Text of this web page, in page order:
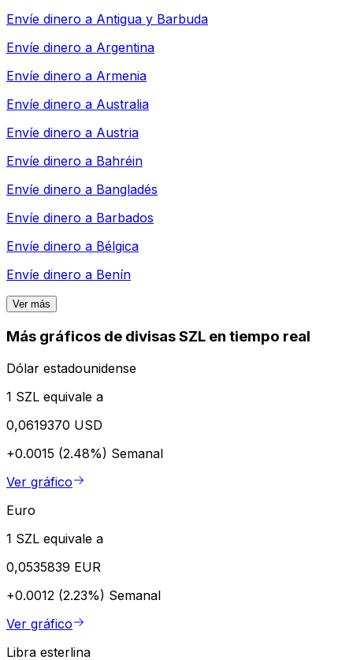
Envíe dinero a Antigua y Barbuda
Envíe dinero a Argentina
Envíe dinero a Armenia
Envíe dinero a Australia
Envíe dinero a Austria
Envíe dinero a Bahréin
Envíe dinero a Bangladés
Envíe dinero a Barbados
Envíe dinero a Bélgica
Envíe dinero a Benín
Ver más
Más gráficos de divisas SZL en tiempo real
Dólar estadounidense
1 SZL equivale a
0,0619370 USD
+0.0015 (2.48%) Semanal
Ver gráfico
Euro
1 SZL equivale a
0,0535839 EUR
+0.0012 (2.23%) Semanal
Ver gráfico
Libra esterlina